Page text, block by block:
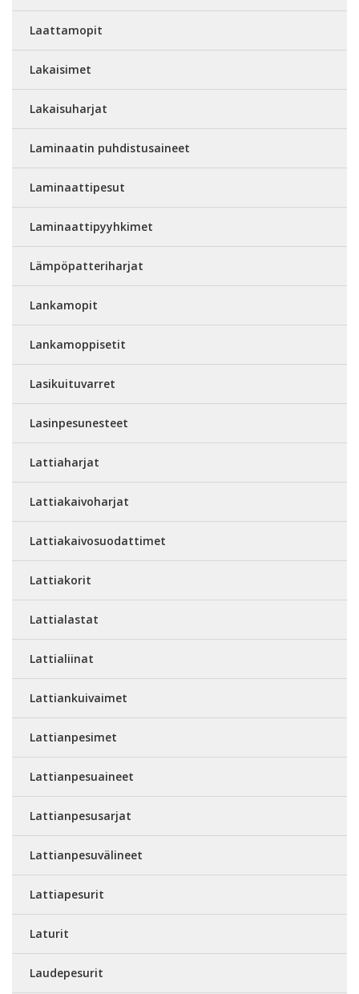
Laattamopit
Lakaisimet
Lakaisuharjat
Laminaatin puhdistusaineet
Laminaattipesut
Laminaattipyyhkimet
Lämpöpatteriharjat
Lankamopit
Lankamoppisetit
Lasikuituvarret
Lasinpesunesteet
Lattiaharjat
Lattiakaivoharjat
Lattiakaivosuodattimet
Lattiakorit
Lattialastat
Lattialiinat
Lattiankuivaimet
Lattianpesimet
Lattianpesuaineet
Lattianpesusarjat
Lattianpesuvälineet
Lattiapesurit
Laturit
Laudepesurit